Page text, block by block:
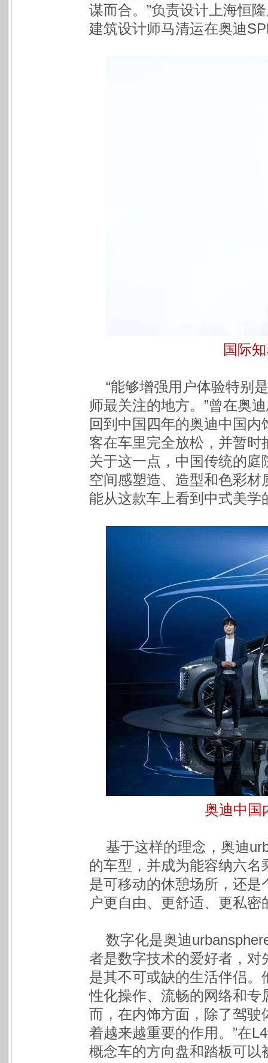
谋而合。”负责设计上海恒
建筑设计师马清运在奥迪
国际
“能够增强用户体验特别
师最关注的地方。”曾在奥
回到中国四年的奥迪中国
客在车里完全放松，并暂
关于这一点，中国传统的
空间感塑造、造型和色彩
能从这款车上看到中式美学
奥迪中国
基于这样的理念，奥迪
的车型，并成为能容纳六
是可移动的休憩场所，还
户更自由、更舒适、更私密
数字化是奥迪
者是数字技术的爱好者，
是其不可或缺的生活伴侣
性化操作、流畅的网络和专
而，在内饰方面，除了驾
着越来越重要的作用。”在
概念车的方向盘和踏板可